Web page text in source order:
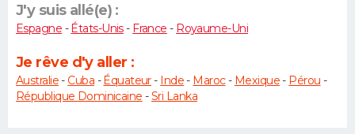
J'y suis allé(e) :
Espagne -États-Unis- France - Royaume-Uni
Je rêve d'y aller :
Australie- Cuba -Équateur- Inde- Maroc- Mexique- Pérou -
République Dominicaine -Sri Lanka